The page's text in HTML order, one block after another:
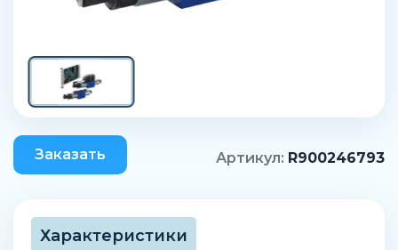
Заказать Артикул: R900246793
Характеристики